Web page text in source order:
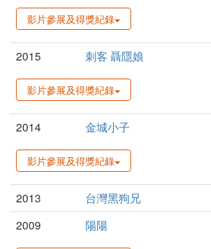
影片參展及得獎紀錄
2015 刺客 聶隱娘
影片參展及得獎紀錄
2014 金城小子
影片參展及得獎紀錄
2013
台灣黑狗兄
2009
陽陽